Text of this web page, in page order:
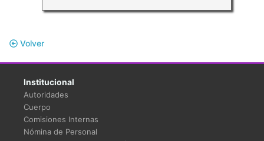
Volver
Institucional
Autoridades
Cuerpo
Comisiones Internas
Nómina de Personal